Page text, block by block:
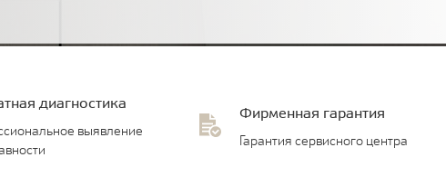
диагностика
выявление
Фирменная гарантия
Гарантия сервисного центра